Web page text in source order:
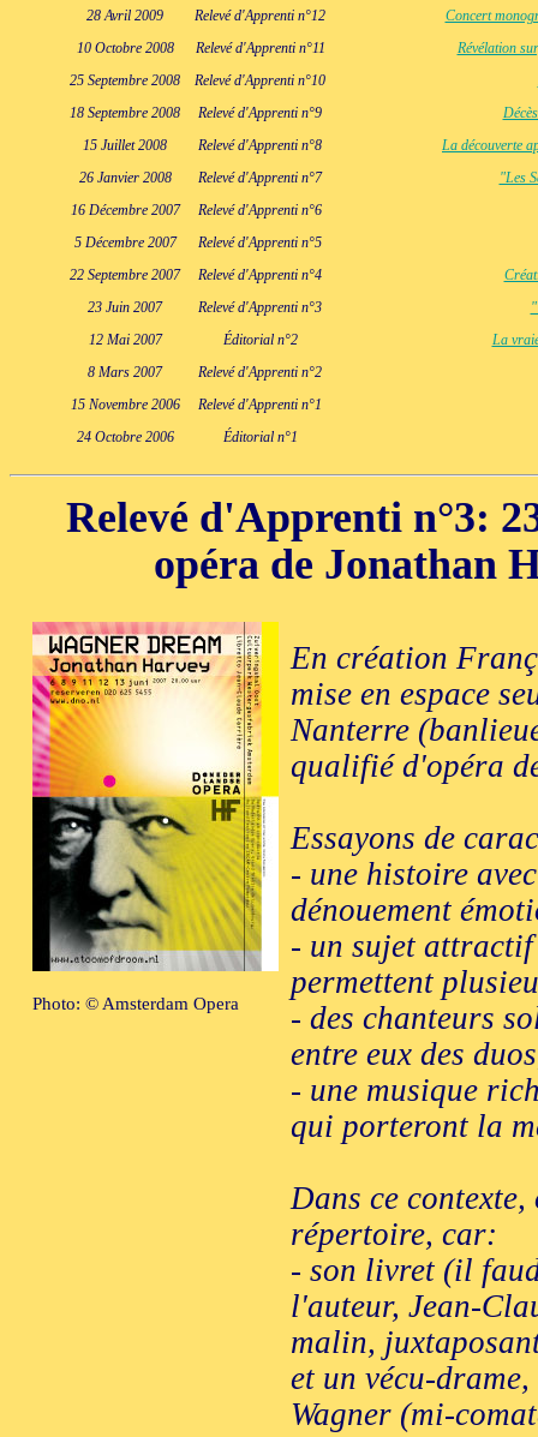
28 Avril 2009
Relevé d'Apprenti n°12
Concert
10 Octobre 2008
Relevé d'Apprenti n°11
Révélation
25 Septembre 2008
Relevé d'Apprenti n°10
18 Septembre 2008
Relevé d'Apprenti n°9
15 Juillet 2008
Relevé d'Apprenti n°8
La découverte
26 Janvier 2008
Relevé d'Apprenti n°7
"Les
16 Décembre 2007
Relevé d'Apprenti n°6
5 Décembre 2007
Relevé d'Apprenti n°5
22 Septembre 2007
Relevé d'Apprenti n°4
23 Juin 2007
Relevé d'Apprenti n°3
12 Mai 2007
Éditorial n°2
La
8 Mars 2007
Relevé d'Apprenti n°2
15 Novembre 2006
Relevé d'Apprenti n°1
24 Octobre 2006
Éditorial n°1
Relevé d'Apprenti n°3:
opéra de Jonathan
Photo: © Amsterdam Opera
En création
mise en espace
Nanterre
qualifié d'opéra
Essayons de
- une histoire
dénouement
- un sujet
permettent
- des chanteurs
entre eux des
- une musique
qui porteront la
Dans ce
répertoire, car:
- son livret (il
l'auteur, Jean-
malin,
et un vécu-
Wagner (mi-